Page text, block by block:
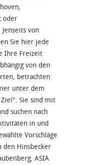
oder
von
Sie hier jede
Ihre Freizeit
von den
betrachten
unter dem
Sie sind mit
suchen nach
in und
Vorschläge
den Hinsbecker
ASIA